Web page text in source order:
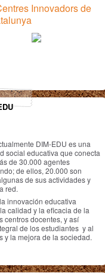
Innovadors de
DIM-EDU es una
social educativa que conecta
de 30.000 agentes
de ellos, 20.000 son
de sus actividades y
red.
innovación educativa
calidad y la eficacia de la
centros docentes, y así
de los estudiantes y al
y la mejora de la sociedad.